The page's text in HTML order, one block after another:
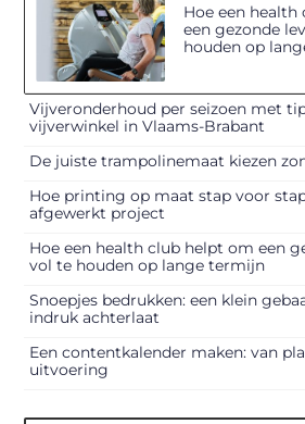
Hoe een
een gezonde
houden op
Vijveronderhoud per seizoen met
vijverwinkel in Vlaams-Brabant
De juiste trampolinemaat kiezen
Hoe printing op maat stap voor
afgewerkt project
Hoe een health club helpt om een
vol te houden op lange termijn
Snoepjes bedrukken: een klein
indruk achterlaat
Een contentkalender maken: van
uitvoering